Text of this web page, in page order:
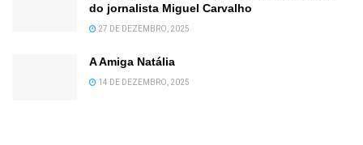
do jornalista Miguel Carvalho
27 DE DEZEMBRO, 2025
A Amiga Natália
14 DE DEZEMBRO, 2025